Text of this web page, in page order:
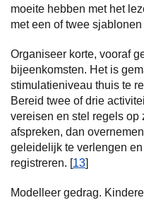
moeite hebben met het
met een of twee
Organiseer korte, vooraf
bijeenkomsten. Het is
stimulatieniveau thuis te
Bereid twee of drie
vereisen en stel regels op
afspreken, dan
geleidelijk te verlengen
registreren. [13]
Modelleer gedrag.